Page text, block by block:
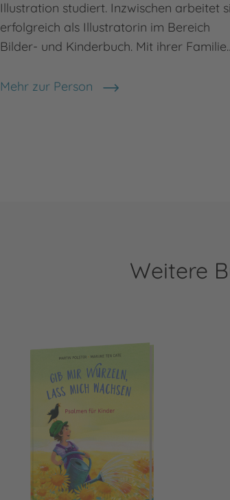
Illustration studiert. Inzwischen arbeitet
erfolgreich als Illustratorin im Bereich
Bilder- und Kinderbuch. Mit ihrer
Mehr zur Person
Rike Janßen
Weitere